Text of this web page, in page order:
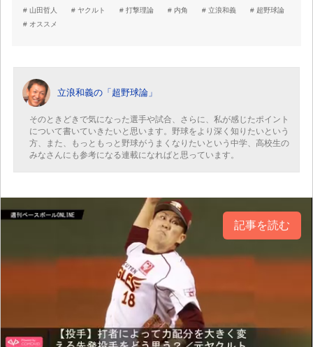
山田哲人 ヤクルト 打撃理論 内角 立浪和義
超野球論
オススメ
立浪和義の「超野球論」
そのときどきで気になった選手や試合、さらに、私が感じたポイント
について書いていきたいと思います。野球をより深く知りたいという
方、また、もっともっと野球がうまくなりたいという中学、高校生の
みなさんにも参考になる連載になればと思っています。
記事を読む